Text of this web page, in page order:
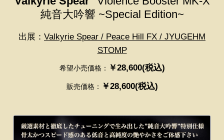
純音大吟響 ~Special Edition~
出展： Valkyrie Spear / Peace Hill FX / JYUGEHM
STOMP
希望小売価格： ￥28,600(税込)
販売価格： ￥28,600(税込)